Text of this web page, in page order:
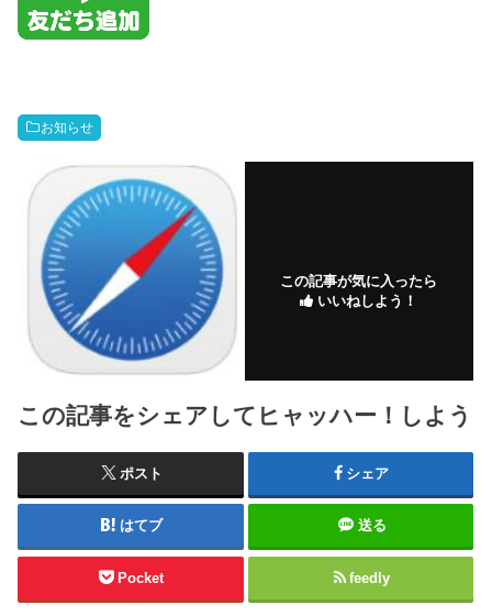
お知らせ
この記事が気に入ったら
いいねしよう！
この記事をシェアしてヒャッハー！しよう
ポスト シェア
はてブ 送る
Pocket feedly